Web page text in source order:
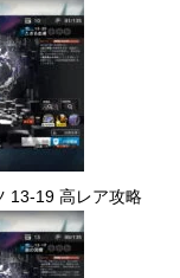
13-19 高レア攻略